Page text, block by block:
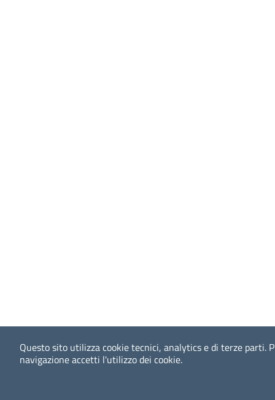
Questo sito utilizza cookie tecnici, analytics e di terze parti.
navigazione accetti l'utilizzo dei cookie.